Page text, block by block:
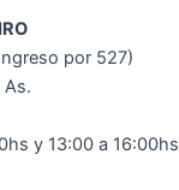
por 527)
As.
y 13:00 a 16:00hs